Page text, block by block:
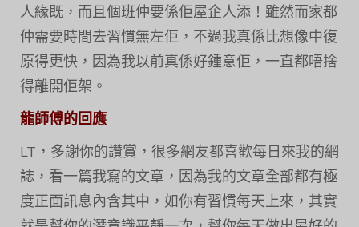
人緣既，而且個班仲要係佢屋企人添！雖然而家都
仲需要時間去習慣無左佢，不過我真係比想像中復
原得更快，因為我以前真係好鍾意佢，一直都唔捨
得離開佢架。
龍師傅的回應
LT，多謝你的讚賞，很多網友都喜歡每日來我的網
誌，看一篇我寫的文章，因為我的文章全部都有極
度正面訊息內含其中，如你有習慣每天上來，其實